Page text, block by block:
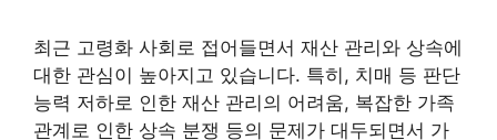
최근 고령화 사회로 접어들면서 재산 관리와 상속에
대한 관심이 높아지고 있습니다. 특히, 치매 등 판단
능력 저하로 인한 재산 관리의 어려움, 복잡한 가족
관계로 인한 상속 분쟁 등의 문제가 대두되면서 가